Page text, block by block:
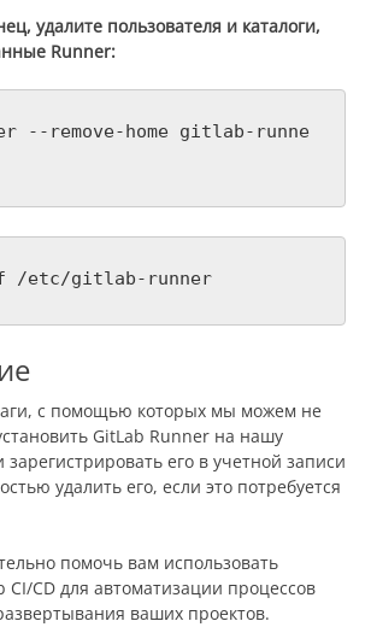
удалите пользователя и каталоги,
Runner:
--remove-home gitlab-runne
/etc/gitlab-runner
с помощью которых мы можем не
GitLab Runner на нашу
его в учетной записи
удалить его, если это потребуется
помочь вам использовать
CI/CD для автоматизации процессов
ваших проектов.